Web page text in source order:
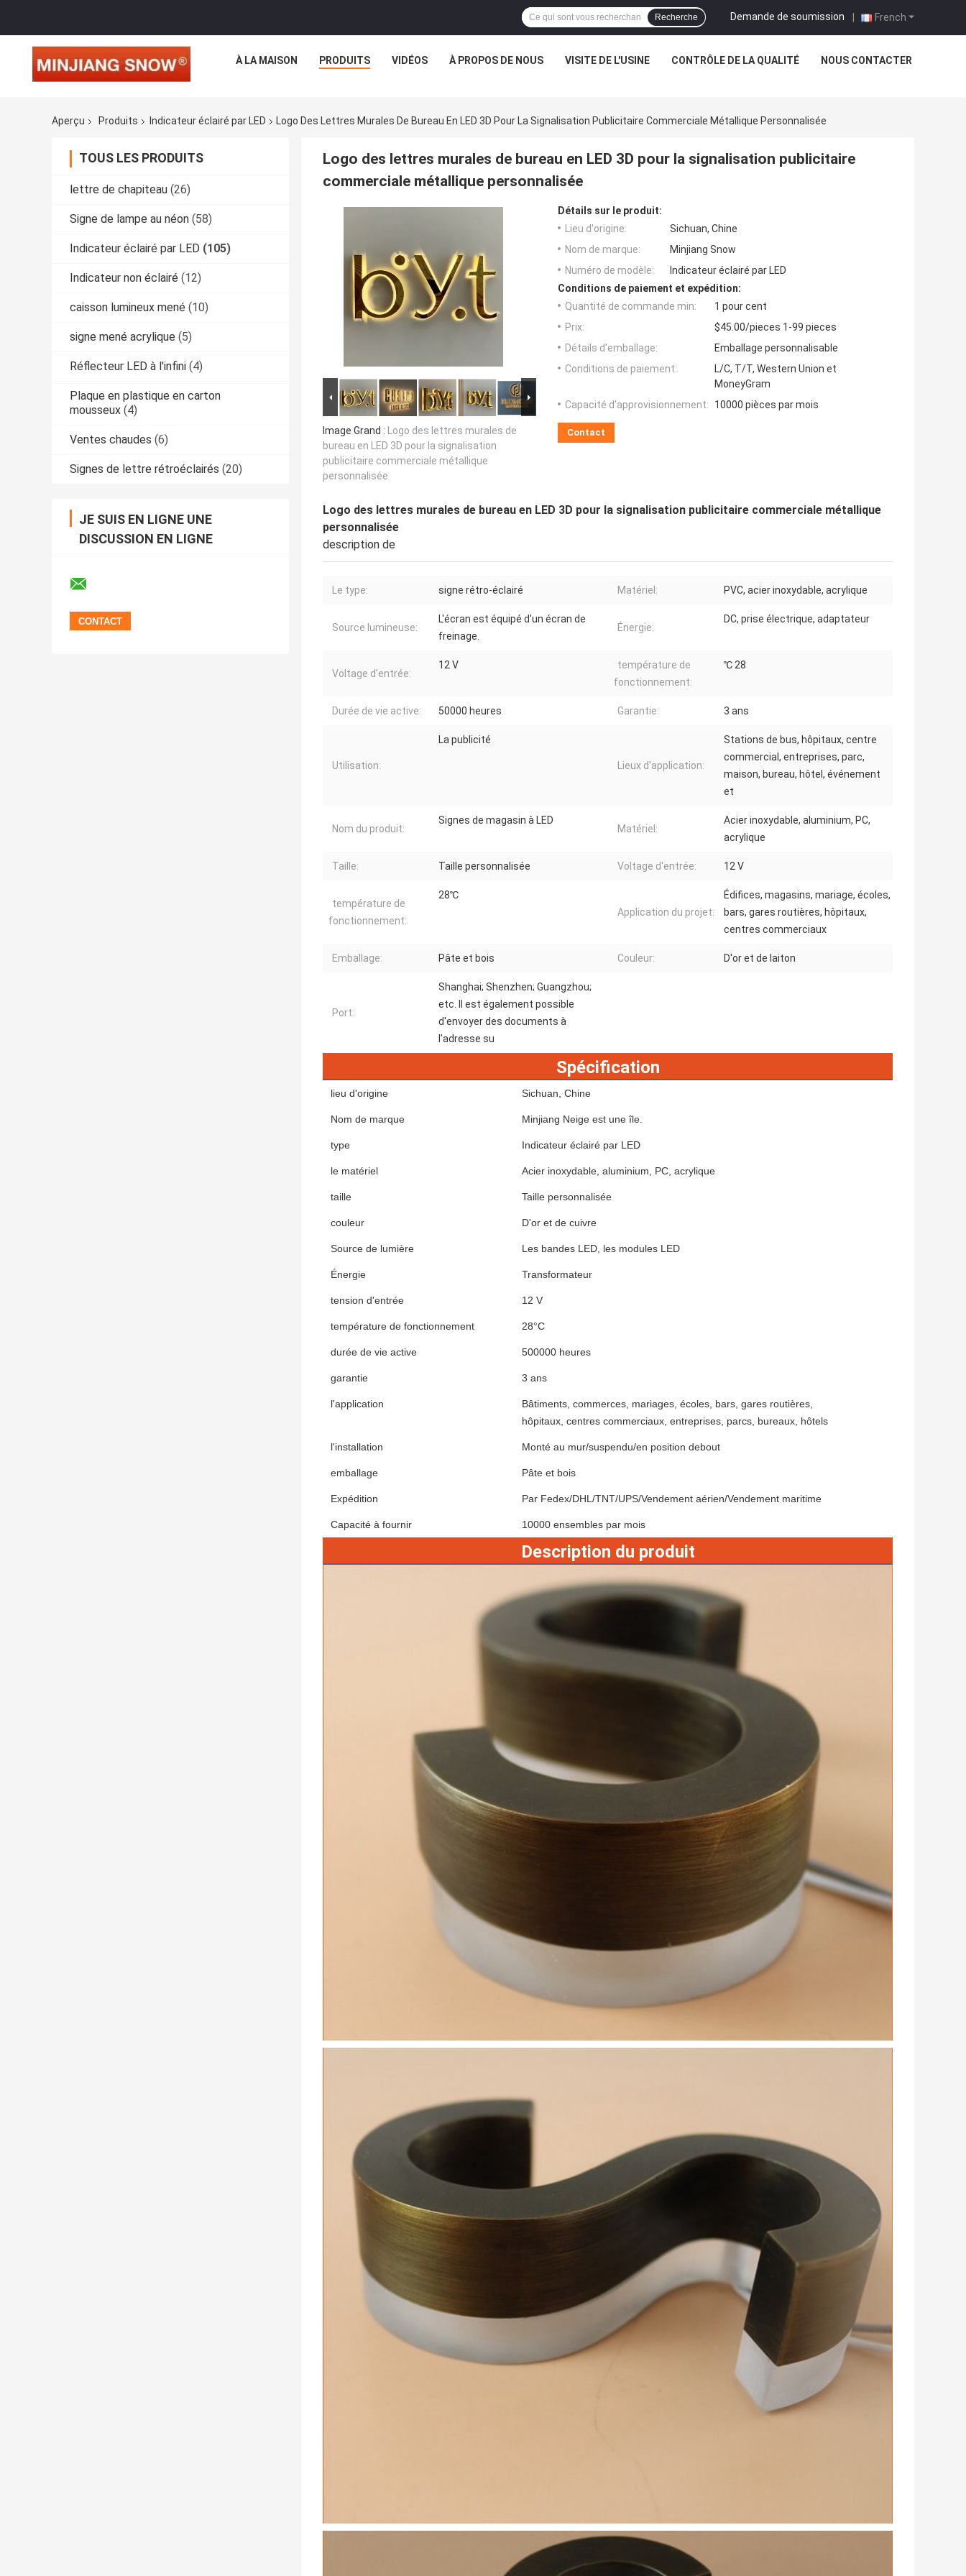
Laisser un message
Nous vous rappellerons bientôt!
SOUMETTRE
French
Demande de soumission |
Recherche
À LA MAISON PRODUITS VIDÉOS À PROPOS DE NOUS VISITE DE L'USINE CONTRÔLE DE LA QUALITÉ NOUS CONTACTER
Aperçu Produits Indicateur éclairé par LED Logo Des Lettres Murales De Bureau En LED 3D Pour La Signalisation Publicitaire Commerciale Métallique Personnalisée
TOUS LES PRODUITS
lettre de chapiteau (26)
Signe de lampe au néon (58)
Indicateur éclairé par LED (105)
Indicateur non éclairé (12)
caisson lumineux mené (10)
signe mené acrylique (5)
Réflecteur LED à l'infini (4)
Plaque en plastique en carton
mousseux (4)
Ventes chaudes (6)
Signes de lettre rétroéclairés (20)
JE SUIS EN LIGNE UNE
DISCUSSION EN LIGNE
Logo des lettres murales de bureau en LED 3D pour la signalisation publicitaire
commerciale métallique personnalisée
Image Grand : Logo des lettres murales de
bureau en LED 3D pour la signalisation
publicitaire commerciale métallique
personnalisée
Détails sur le produit:
Lieu d'origine:
Sichuan, Chine
Nom de marque:
Minjiang Snow
Numéro de modèle:
Indicateur éclairé par LED
Conditions de paiement et expédition:
Quantité de commande min:
1 pour cent
Prix:
$45.00/pieces 1-99 pieces
Détails d'emballage:
Emballage personnalisable
Conditions de paiement:
L/C, T/T, Western Union et
MoneyGram
Capacité d'approvisionnement:
10000 pièces par mois
Contact
Logo des lettres murales de bureau en LED 3D pour la signalisation publicitaire commerciale métallique
personnalisée
description de
Le type: signe rétro-éclairé Matériel: PVC, acier inoxydable, acrylique
Source lumineuse:
L'écran est équipé d'un écran de
freinage.
Énergie:
DC, prise électrique, adaptateur
Voltage d'entrée:
12 V
température de
fonctionnement:
℃ 28
Durée de vie active: 50000 heures Garantie: 3 ans
Utilisation:
La publicité
Lieux d'application:
Stations de bus, hôpitaux, centre
commercial, entreprises, parc,
maison, bureau, hôtel, événement
et
Nom du produit:
Signes de magasin à LED
Matériel:
Acier inoxydable, aluminium, PC,
acrylique
Taille: Taille personnalisée Voltage d'entrée: 12 V
température de
fonctionnement:
28℃
Application du projet:
Édifices, magasins, mariage, écoles,
bars, gares routières, hôpitaux,
centres commerciaux
Emballage: Pâte et bois Couleur: D'or et de laiton
Port:
Shanghai; Shenzhen; Guangzhou;
etc. Il est également possible
d'envoyer des documents à
l'adresse su
Spécification
lieu d'origine Sichuan, Chine
Nom de marque Minjiang Neige est une île.
type Indicateur éclairé par LED
le matériel Acier inoxydable, aluminium, PC, acrylique
taille Taille personnalisée
couleur D'or et de cuivre
Source de lumière Les bandes LED, les modules LED
Énergie Transformateur
tension d'entrée 12 V
température de fonctionnement 28°C
durée de vie active 500000 heures
garantie 3 ans
l'application
Bâtiments, commerces, mariages, écoles, bars, gares routières,
hôpitaux, centres commerciaux, entreprises, parcs, bureaux, hôtels
l'installation Monté au mur/suspendu/en position debout
emballage Pâte et bois
Expédition Par Fedex/DHL/TNT/UPS/Vendement aérien/Vendement maritime
Capacité à fournir 10000 ensembles par mois
Description du produit